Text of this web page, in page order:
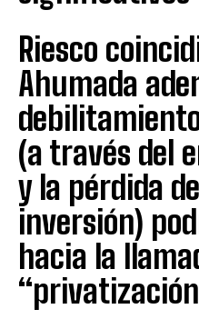
Riesco
Ahumada
(a través del
y la pérdida
inversión)
hacia la